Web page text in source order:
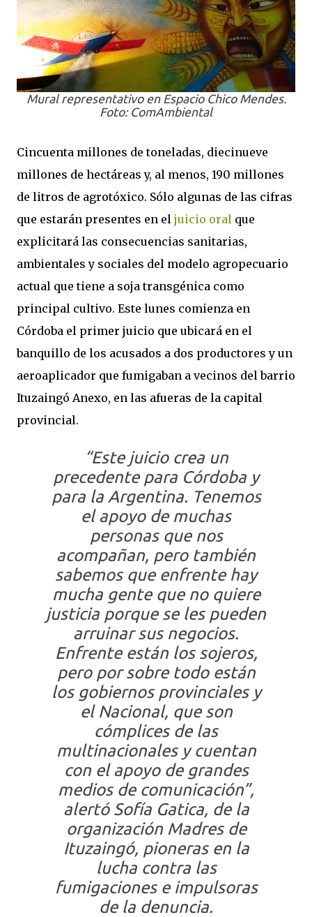
Mural representativo en Espacio Chico Mendes.
Foto: ComAmbiental
Cincuenta millones de toneladas, diecinueve
millones de hectáreas y, al menos, 190 millones
de litros de agrotóxico. Sólo algunas de las cifras
que estarán presentes en el juicio oral que
explicitará las consecuencias sanitarias,
ambientales y sociales del modelo agropecuario
actual que tiene a soja transgénica como
principal cultivo. Este lunes comienza en
Córdoba el primer juicio que ubicará en el
banquillo de los acusados a dos productores y un
aeroaplicador que fumigaban a vecinos del barrio
Ituzaingó Anexo, en las afueras de la capital
provincial.
“Este juicio crea un
precedente para Córdoba y
para la Argentina. Tenemos
el apoyo de muchas
personas que nos
acompañan, pero también
sabemos que enfrente hay
mucha gente que no quiere
justicia porque se les pueden
arruinar sus negocios.
Enfrente están los sojeros,
pero por sobre todo están
los gobiernos provinciales y
el Nacional, que son
cómplices de las
multinacionales y cuentan
con el apoyo de grandes
medios de comunicación”,
alertó Sofía Gatica, de la
organización Madres de
Ituzaingó, pioneras en la
lucha contra las
fumigaciones e impulsoras
de la denuncia.